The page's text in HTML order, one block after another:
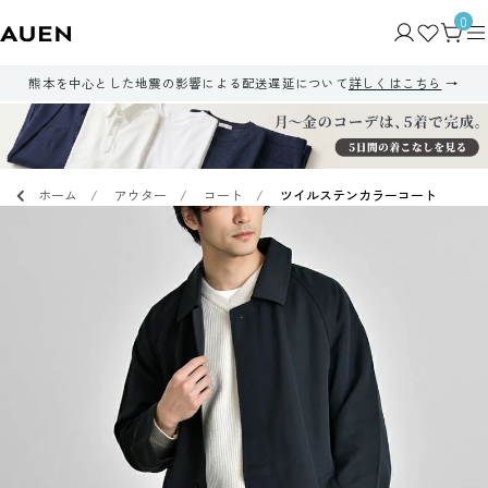
0
熊本を中心とした地震の影響による配送遅延について詳しくはこちら
ホーム アウター コート ツイルステンカラーコート